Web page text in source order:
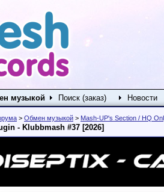
музыкой Поиск (заказ) Новости
> Обмен музыкой > Mash-UP's Section / HQ
- Klubbmash #37 [2026]